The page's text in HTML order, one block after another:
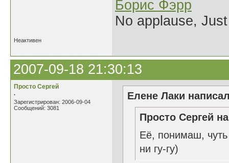
Борис Фэрр
No applause,
Неактивен
2007-09-18 21:30:13
Просто Сергей
.
Зарегистрирован: 2006-09-04
Сообщений: 3081
Елене Лаки
Просто Сергей
Её, понимаш,
ни гу-гу)